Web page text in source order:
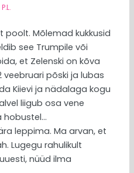
poolt. Mõlemad kukkusid
see Trumpile või
et Zelenski on kõva
veebruari põski ja lubas
Kiievi ja nädalaga kogu
liigub osa vene
hobustel…
leppima. Ma arvan, et
Lugegu rahulikult
nüüd ilma